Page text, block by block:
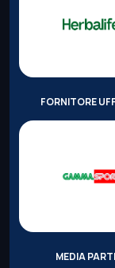
FORNITORE
MEDIA